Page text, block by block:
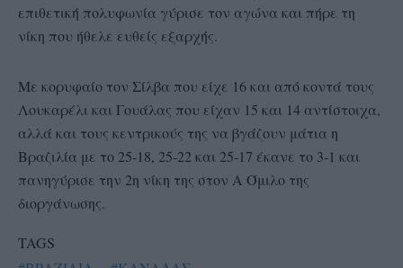
επιθετική πολυφωνία γύρισε τον αγώνα και πήρε τη
νίκη που ήθελε ευθείς εξαρχής.
Με κορυφαίο τον Σίλβα που είχε 16 και από κοντά τους
Λουκαρέλι και Γουάλας που είχαν 15 και 14 αντίστοιχα,
αλλά και τους κεντρικούς της να βγάζουν μάτια η
Βραζιλία με το 25-18, 25-22 και 25-17 έκανε το 3-1 και
πανηγύρισε την 2η νίκη της στον Α Όμιλο της
διοργάνωσης.
TAGS